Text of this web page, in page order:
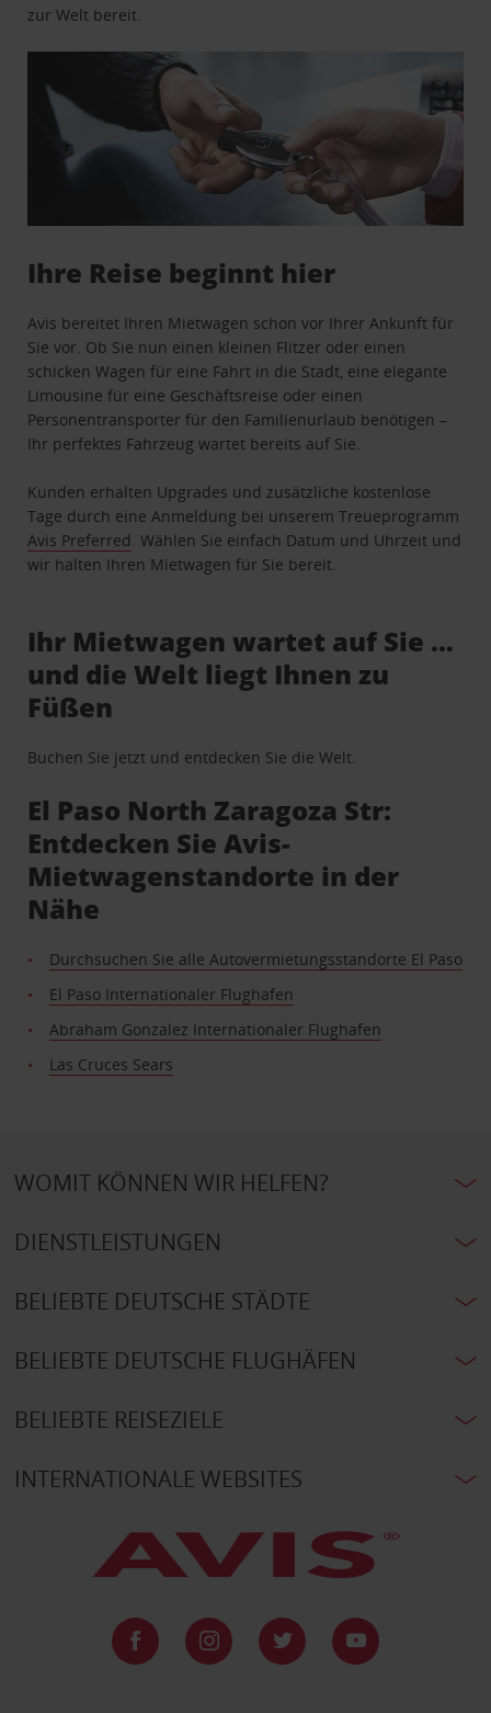
zur Welt bereit.
Ihre Reise beginnt hier
Avis bereitet Ihren Mietwagen schon vor Ihrer Ankunft für
Sie vor. Ob Sie nun einen kleinen Flitzer oder einen
schicken Wagen für eine Fahrt in die Stadt, eine elegante
Limousine für eine Geschäftsreise oder einen
Personentransporter für den Familienurlaub benötigen –
Ihr perfektes Fahrzeug wartet bereits auf Sie.
Kunden erhalten Upgrades und zusätzliche kostenlose
Tage durch eine Anmeldung bei unserem Treueprogramm
Avis Preferred . Wählen Sie einfach Datum und Uhrzeit und
wir halten Ihren Mietwagen für Sie bereit.
Ihr Mietwagen wartet auf Sie …
und die Welt liegt Ihnen zu
Füßen
Buchen Sie jetzt und entdecken Sie die Welt.
El Paso North Zaragoza Str:
Entdecken Sie Avis-
Mietwagenstandorte in der
Nähe
Durchsuchen Sie alle Autovermietungsstandorte El Paso
El Paso Internationaler Flughafen
Abraham Gonzalez Internationaler Flughafen
Las Cruces Sears
WOMIT KÖNNEN WIR HELFEN?
DIENSTLEISTUNGEN
BELIEBTE DEUTSCHE STÄDTE
BELIEBTE DEUTSCHE FLUGHÄFEN
BELIEBTE REISEZIELE
INTERNATIONALE WEBSITES